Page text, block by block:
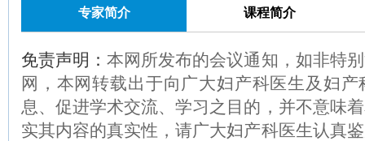
专家简介 课程简介
免责声明：本网所发布的会议通知，如非特
网，本网转载出于向广大妇产科医生及妇
息、促进学术交流、学习之目的，并不意味
实其内容的真实性，请广大妇产科医生认真